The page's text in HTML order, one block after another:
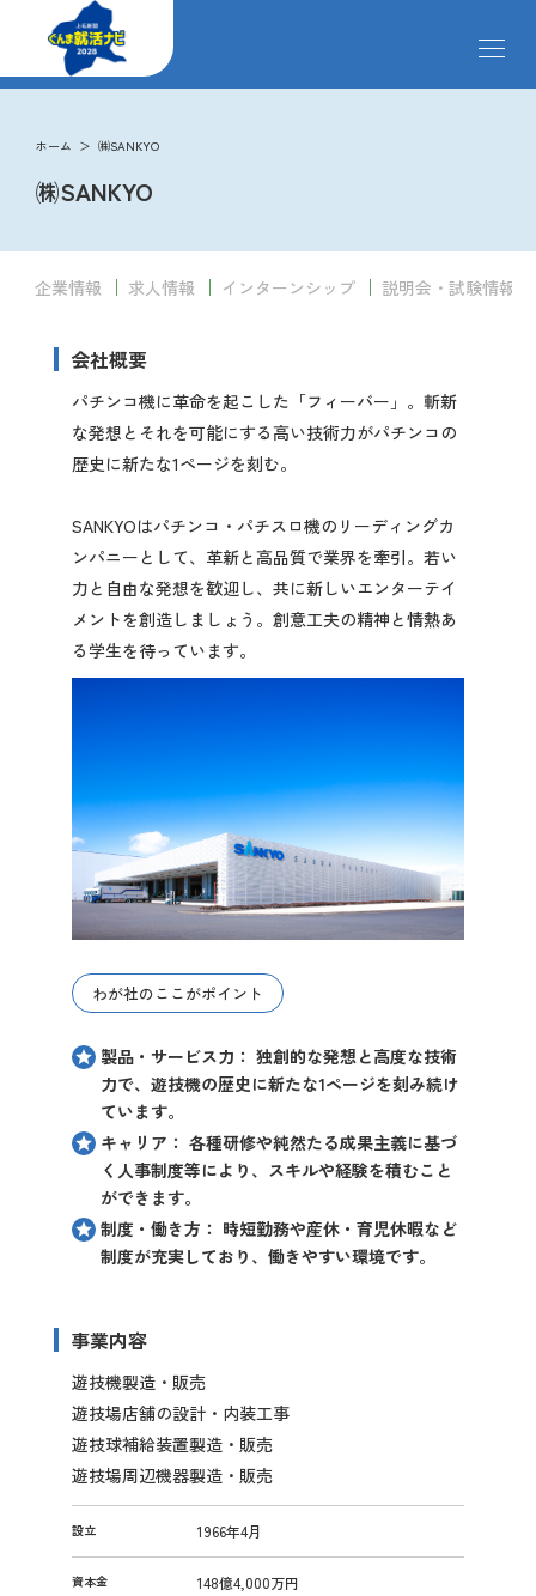
メ
掲載企業
インターンシップ
クローズアップ企業
先輩社員の声
2027年3月卒業予定の方
ぐんま就活ナビについて
会員登録
ログイン
ホーム ㈱SANKYO
㈱SANKYO
企業情報 求人情報 インターンシップ 説明会・試験情報
会社概要
パチンコ機に革命を起こした「フィーバー」。斬新
な発想とそれを可能にする高い技術力がパチンコの
歴史に新たな1ページを刻む。
SANKYOはパチンコ・パチスロ機のリーディングカ
ンパニーとして、革新と高品質で業界を牽引。若い
力と自由な発想を歓迎し、共に新しいエンターテイ
メントを創造しましょう。創意工夫の精神と情熱あ
る学生を待っています。
わが社のここがポイント
製品・サービス力： 独創的な発想と高度な技術
力で、遊技機の歴史に新たな1ページを刻み続け
ています。
キャリア： 各種研修や純然たる成果主義に基づ
く人事制度等により、スキルや経験を積むこと
ができます。
制度・働き方： 時短勤務や産休・育児休暇など
制度が充実しており、働きやすい環境です。
事業内容
遊技機製造・販売
遊技場店舗の設計・内装工事
遊技球補給装置製造・販売
遊技場周辺機器製造・販売
設立 1966年4月
資本金 148億4,000万円